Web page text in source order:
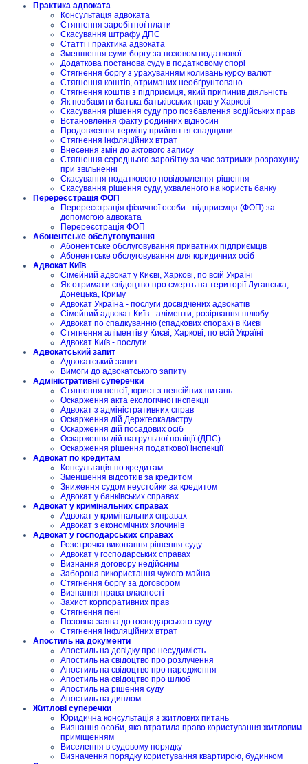
Практика адвоката
Консультація адвоката
Стягнення заробітної плати
Скасування штрафу ДПС
Статті і практика адвоката
Зменшення суми боргу за позовом податкової
Додаткова постанова суду в податковому спорі
Стягнення боргу з урахуванням коливань курсу валют
Стягнення коштів, отриманих необґрунтовано
Стягнення коштів з підприємця, який припинив діяльність
Як позбавити батька батьківських прав у Харкові
Скасування рішення суду про позбавлення водійських прав
Встановлення факту родинних відносин
Продовження терміну прийняття спадщини
Стягнення інфляційних втрат
Внесення змін до актового запису
Стягнення середнього заробітку за час затримки розрахунку
при звільненні
Скасування податкового повідомлення-рішення
Скасування рішення суду, ухваленого на користь банку
Перереєстрація ФОП
Перереєстрація фізичної особи - підприємця (ФОП) за
допомогою адвоката
Перереєстрація ФОП
Абонентське обслуговування
Абонентське обслуговування приватних підприємців
Абонентське обслуговування для юридичних осіб
Адвокат Київ
Сімейний адвокат у Києві, Харкові, по всій Україні
Як отримати свідоцтво про смерть на території Луганська,
Донецька, Криму
Адвокат Україна - послуги досвідчених адвокатів
Сімейний адвокат Київ - аліменти, розірвання шлюбу
Адвокат по спадкуванню (спадкових спорах) в Києві
Стягнення аліментів у Києві, Харкові, по всій Україні
Адвокат Київ - послуги
Адвокатський запит
Адвокатський запит
Вимоги до адвокатського запиту
Адміністративні суперечки
Стягнення пенсії, юрист з пенсійних питань
Оскарження акта екологічної інспекції
Адвокат з адміністративних справ
Оскарження дій Держгеокадастру
Оскарження дій посадових осіб
Оскарження дій патрульної поліції (ДПС)
Оскарження рішення податкової інспекції
Адвокат по кредитам
Консультація по кредитам
Зменшення відсотків за кредитом
Зниження судом неустойки за кредитом
Адвокат у банківських справах
Адвокат у кримінальних справах
Адвокат у кримінальних справах
Адвокат з економічних злочинів
Адвокат у господарських справах
Розстрочка виконання рішення суду
Адвокат у господарських справах
Визнання договору недійсним
Заборона використання чужого майна
Стягнення боргу за договором
Визнання права власності
Захист корпоративних прав
Стягнення пені
Позовна заява до господарського суду
Стягнення інфляційних втрат
Апостиль на документи
Апостиль на довідку про несудимість
Апостиль на свідоцтво про розлучення
Апостиль на свідоцтво про народження
Апостиль на свідоцтво про шлюб
Апостиль на рішення суду
Апостиль на диплом
Житлові суперечки
Юридична консультація з житлових питань
Визнання особи, яка втратила право користування житловим
приміщенням
Виселення в судовому порядку
Визначення порядку користування квартирою, будинком